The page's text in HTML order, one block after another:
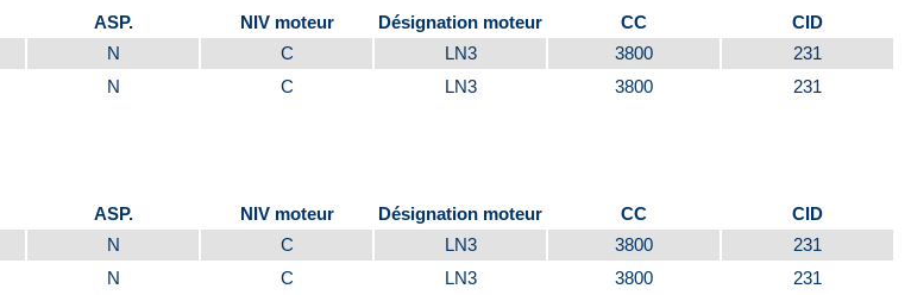
ASP. NIV moteur Désignation moteur CC CID
N C LN3 3800 231
N C LN3 3800 231
ASP. NIV moteur Désignation moteur CC CID
N C LN3 3800 231
N C LN3 3800 231